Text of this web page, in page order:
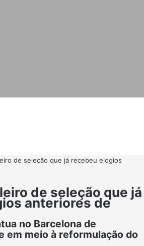
de seleção que já recebeu elogios
de seleção que já
anteriores de
no Barcelona de
em meio à reformulação do